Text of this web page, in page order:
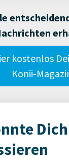
kostenlos
Konii-